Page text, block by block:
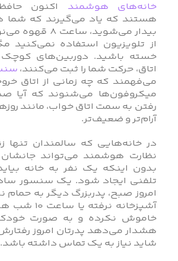
خانه‌های هوشمند اکنون
بیدار می‌شوید،
از تلویزیون استفاده نمی‌کنید
خسته باشید. دوربین‌های
اتاق، حرکت شما را ثبت می‌کنند،
می‌فهمند که چه زمانی از اتاق
میکروفون‌ها می‌شنوند که آیا
رفتن به سمت اتاق خواب، مانند
آرام‌تر و ضعیف‌تر.
در خانه‌هایی که سالمندان تنها
نظارت هوشمند می‌تواند
بدون اینکه یک نفر به خانه
تلفنی ایجاد شود. یک سنسور
امروز صبح، پدربزرگ دیگر به حمام
آشپزخانه
خاموش نکرده و به صورت
هشدار می‌دهد پدرتان امروز
شاید نیاز به یک تماس داشته باشد.